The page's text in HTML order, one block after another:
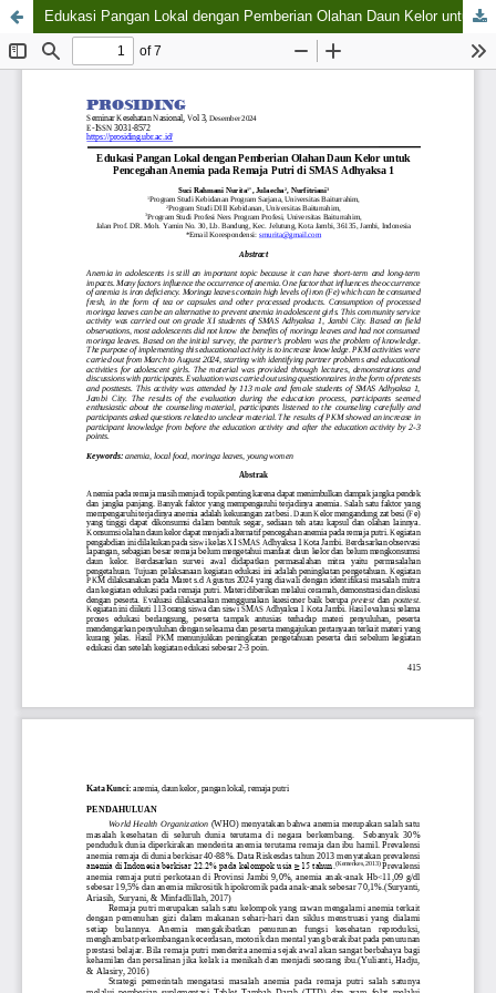
Edukasi Pangan Lokal dengan Pemberian Olahan Daun Kelor untuk Pencegahan Anemia pada Remaja Putri di SMAS Adhyaksa 1